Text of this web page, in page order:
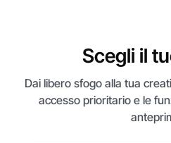
Scegli il
Dai libero sfogo alla tua
accesso prioritario e le